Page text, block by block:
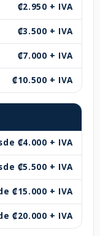
₡2.950 + IVA
₡3.500 + IVA
₡7.000 + IVA
₡10.500 + IVA
₡4.000 + IVA
₡5.500 + IVA
₡15.000 + IVA
₡20.000 + IVA